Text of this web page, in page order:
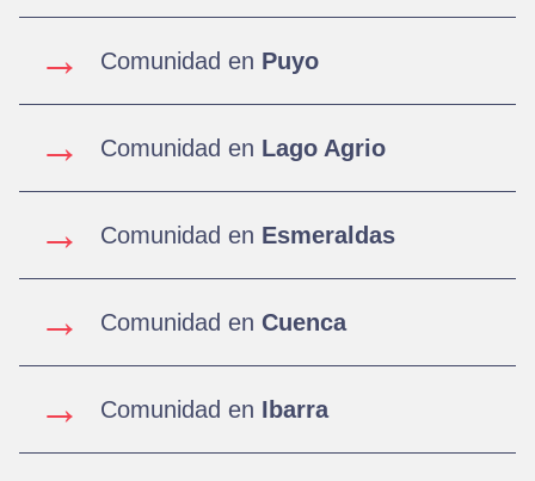
→ Comunidad en Puyo
→ Comunidad en Lago Agrio
→ Comunidad en Esmeraldas
→ Comunidad en Cuenca
→ Comunidad en Ibarra